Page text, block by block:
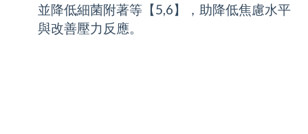
並降低細菌附著等【5,6】，助降低焦慮水平
與改善壓力反應。